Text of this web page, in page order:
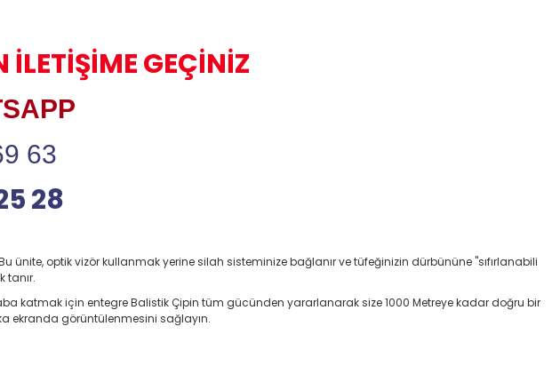
İLETİŞİME GEÇİNİZ
63
28
ünite, optik vizör kullanmak yerine silah sisteminize bağlanır ve tüfeğinizin dürbününe "sıfırlanabili
tanır.
katmak için entegre Balistik Çipin tüm gücünden yararlanarak size 1000 Metreye kadar doğru bir
ekranda görüntülenmesini sağlayın.